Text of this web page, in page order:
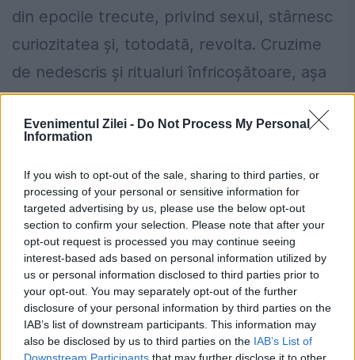
Evenimentul Zilei - Do Not Process My Personal
Information
If you wish to opt-out of the sale, sharing to third parties, or
processing of your personal or sensitive information for
targeted advertising by us, please use the below opt-out
section to confirm your selection. Please note that after your
opt-out request is processed you may continue seeing
interest-based ads based on personal information utilized by
us or personal information disclosed to third parties prior to
your opt-out. You may separately opt-out of the further
disclosure of your personal information by third parties on the
IAB’s list of downstream participants. This information may
also be disclosed by us to third parties on the IAB’s List of
Downstream Participants that may further disclose it to other
din epocile trecute, privind sexul, stârnesc
curiozitatea şi, totodată, revolta. Cruzime
de nedescris şi ritualuri înfricoşătoare, aşa
s-ar traduce anumite practici din vremurile
trecute. Culoarea...